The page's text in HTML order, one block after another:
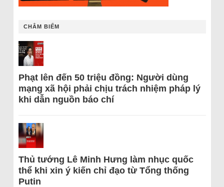
CHÂM BIẾM
Phạt lên đến 50 triệu đồng: Người dùng
mạng xã hội phải chịu trách nhiệm pháp lý
khi dẫn nguồn báo chí
Thủ tướng Lê Minh Hưng làm nhục quốc
thể khi xin ý kiến chỉ đạo từ Tổng thống
Putin